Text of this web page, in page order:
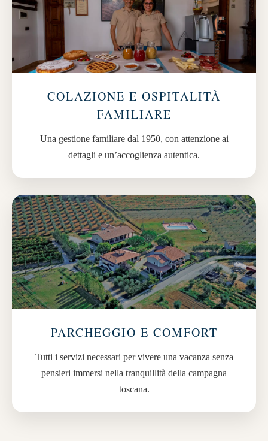
COLAZIONE E OSPITALITÀ
FAMILIARE
Una gestione familiare dal 1950, con attenzione ai
dettagli e un’accoglienza autentica.
PARCHEGGIO E COMFORT
Tutti i servizi necessari per vivere una vacanza senza
pensieri immersi nella tranquillità della campagna
toscana.